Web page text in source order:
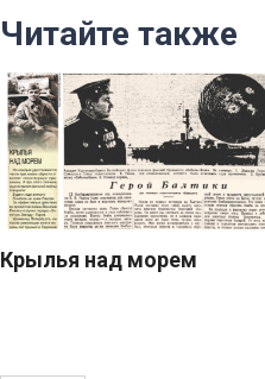
Читайте также
Крылья над морем